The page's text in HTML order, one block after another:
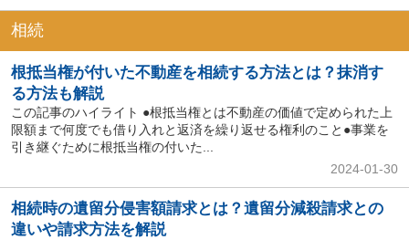
相続
根抵当権が付いた不動産を相続する方法とは？抹消す
る方法も解説
この記事のハイライト ●根抵当権とは不動産の価値で定められた上
限額まで何度でも借り入れと返済を繰り返せる権利のこと●事業を
引き継ぐために根抵当権の付いた...
2024-01-30
相続時の遺留分侵害額請求とは？遺留分減殺請求との
違いや請求方法を解説